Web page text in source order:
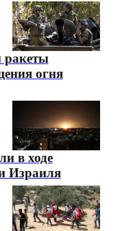
огня
в ходе
Израиля